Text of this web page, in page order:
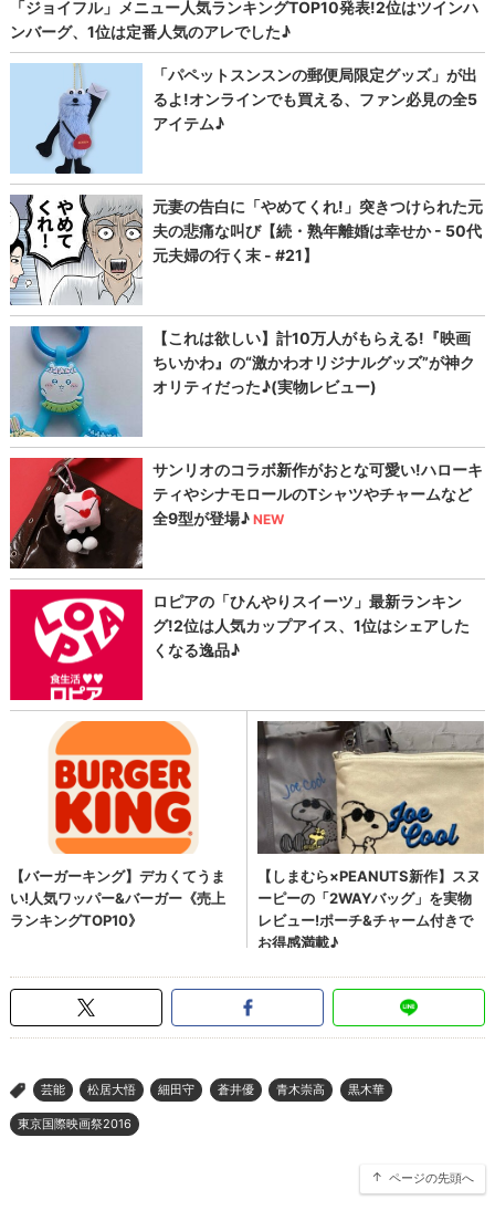
> 芸能 松居大悟 細田守 蒼井優 青木崇高 黒木華
東京国際映画祭2016
ページの先頭へ